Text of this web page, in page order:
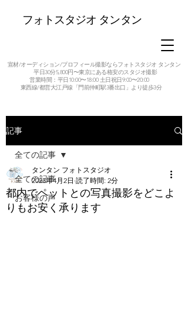
フォトスタジオ タンタン
宣材/オーディション/プロフィール撮影ならフォトスタジオ タンタン
平日30分5,800円〜東京にある格安のスタジオ撮影
営業時間：平日10:00〜18:00 土日祝日9:00〜20:00
東西線/都営大江戸線「門前仲町駅3番出口」より徒歩3分
記事
全ての記事
お客様の声
全ての記事
都内でペットとの写真撮影をどこよ
りもお安く承ります
タンタン フォトスタジオ
2023年4月2日 読了時間: 2分